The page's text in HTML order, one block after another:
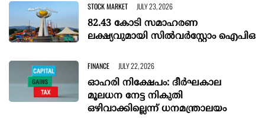
STOCK MARKET JULY 23, 2026
82.43 കോടി സമാഹരണ
ലക്ഷ്യവുമായി സിൽവർ‌സ്റ്റോം ഐപിഒ
FINANCE JULY 22, 2026
ഓഹരി നിക്ഷേപം: ദീർഘകാല
മൂലധന നേട്ട നികുതി
ഒഴിവാക്കില്ലെന്ന് ധനമന്ത്രാലയം